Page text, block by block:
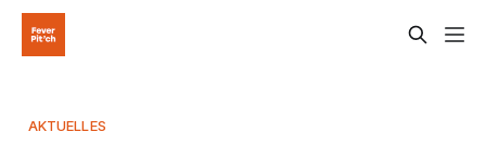
AKTUELLES